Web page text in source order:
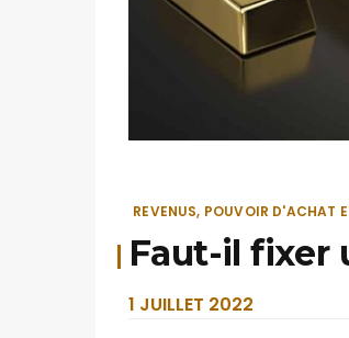
REVENUS, POUVOIR D'ACHAT
Faut-il fixer
1 JUILLET 2022